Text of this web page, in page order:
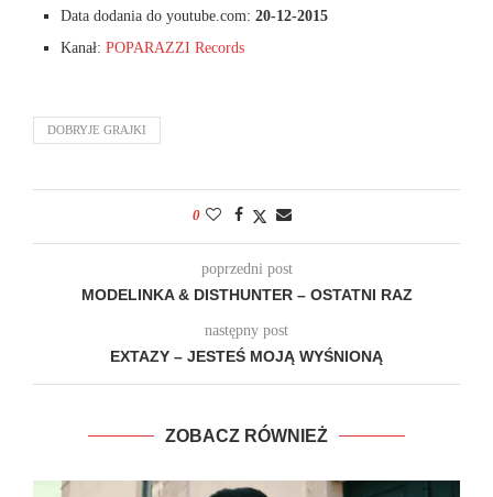
Data dodania do youtube.com: 20-12-2015
Kanał: POPARAZZI Records
DOBRYJE GRAJKI
0
poprzedni post
MODELINKA & DISTHUNTER – OSTATNI RAZ
następny post
EXTAZY – JESTEŚ MOJĄ WYŚNIONĄ
ZOBACZ RÓWNIEŻ